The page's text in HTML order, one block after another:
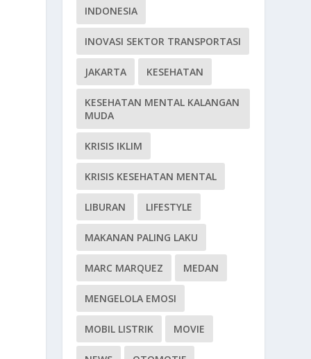
INDONESIA
INOVASI SEKTOR TRANSPORTASI
JAKARTA KESEHATAN
KESEHATAN MENTAL KALANGAN
MUDA
KRISIS IKLIM
KRISIS KESEHATAN MENTAL
LIBURAN LIFESTYLE
MAKANAN PALING LAKU
MARC MARQUEZ MEDAN
MENGELOLA EMOSI
MOBIL LISTRIK MOVIE